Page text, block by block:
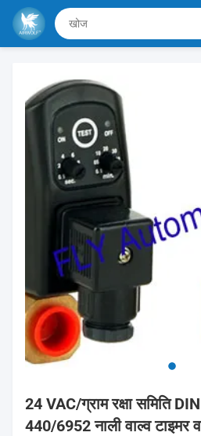
24 VAC/ग्राम रक्षा समिति
440/6952 नाली वाल्व टाइमर